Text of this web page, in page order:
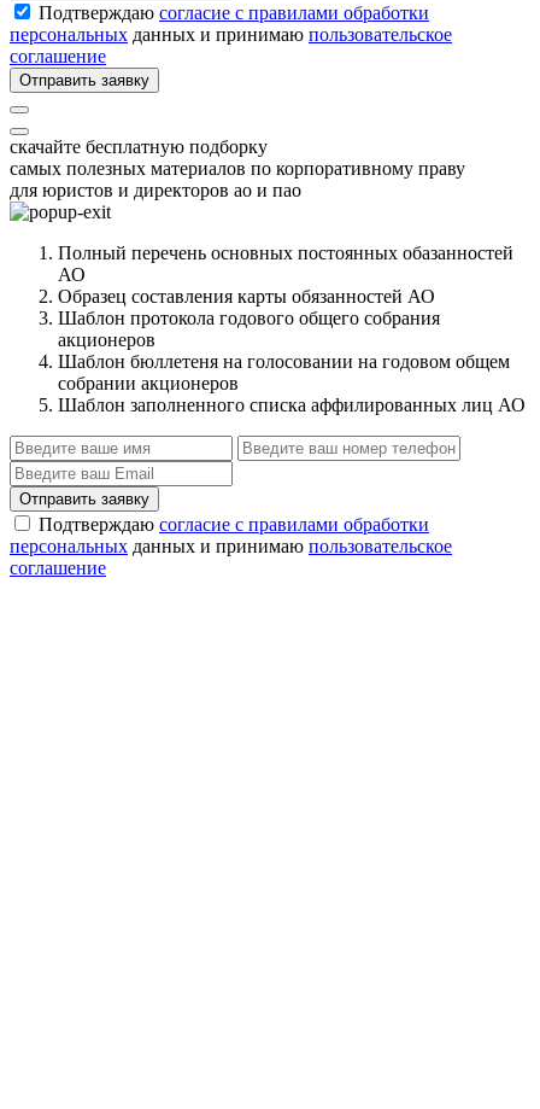
Подтверждаю согласие с правилами обработки
персональных данных и принимаю пользовательское
соглашение
Отправить заявку
скачайте бесплатную подборку
самых полезных материалов по корпоративному праву
для юристов и директоров ао и пао
Полный перечень основных постоянных обазанностей
АО
Образец составления карты обязанностей АО
Шаблон протокола годового общего собрания
акционеров
Шаблон бюллетеня на голосовании на годовом общем
собрании акционеров
Шаблон заполненного списка аффилированных лиц АО
Отправить заявку
Подтверждаю согласие с правилами обработки
персональных данных и принимаю пользовательское
соглашение